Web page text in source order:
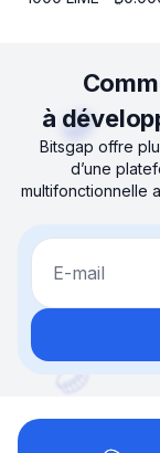
à
Bitsgap offre
d’une
multifonctionnelle
E-mail